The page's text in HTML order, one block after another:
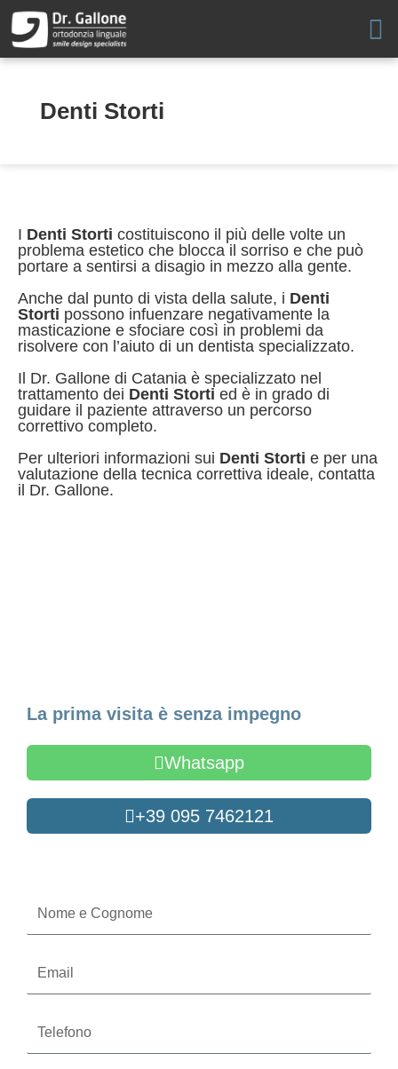
contenuto
Denti Storti
I Denti Storti costituiscono il più delle volte un
problema estetico che blocca il sorriso e che può
portare a sentirsi a disagio in mezzo alla gente.
Anche dal punto di vista della salute, i Denti
Storti possono infuenzare negativamente la
masticazione e sfociare così in problemi da
risolvere con l’aiuto di un dentista specializzato.
Il Dr. Gallone di Catania è specializzato nel
trattamento dei Denti Storti ed è in grado di
guidare il paziente attraverso un percorso
correttivo completo.
Per ulteriori informazioni sui Denti Storti e per una
valutazione della tecnica correttiva ideale, contatta
il Dr. Gallone.
La prima visita è senza impegno
Whatsapp
+39 095 7462121
Cognome